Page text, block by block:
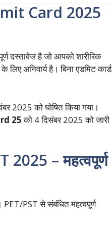
Card 2025
दस्तावेज है जो आपको शारीरिक
लिए अनिवार्य है। बिना एडमिट कार्ड
2025 को घोषित किया गया।
25को 4 दिसंबर 2025 को जारी
– महत्वपूर्ण
PST से संबंधित महत्वपूर्ण